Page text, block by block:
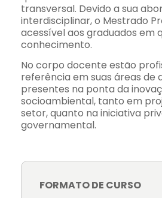
transversal. Devido a sua
interdisciplinar, o Mestrado
acessível aos graduados em
conhecimento.
No corpo docente estão
referência em suas áreas de
presentes na ponta da
socioambiental, tanto em
setor, quanto na iniciativa
governamental.
FORMATO DE CURSO